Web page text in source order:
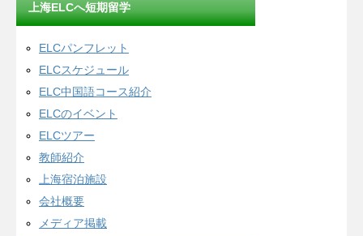
上海ELCへ短期留学
ELCパンフレット
ELCスケジュール
ELC中国語コース紹介
ELCのイベント
ELCツアー
教師紹介
上海宿泊施設
会社概要
メディア掲載